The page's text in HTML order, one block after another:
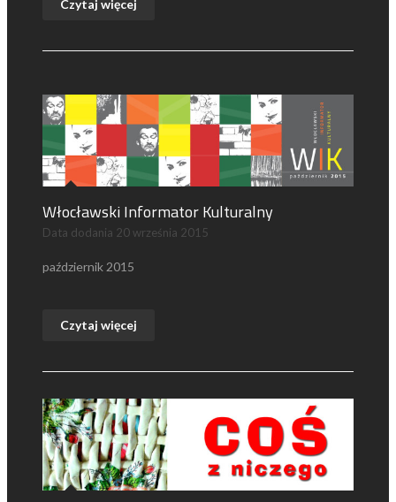
Czytaj więcej
Włocławski Informator Kulturalny
Data dodania 20 września 2015
październik 2015
Czytaj więcej